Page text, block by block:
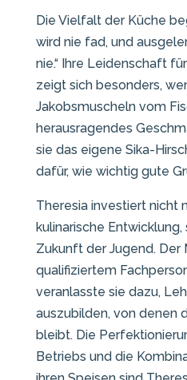
Die Vielfalt der Küche
wird nie fad, und
nie.“ Ihre Leidenschaft
zeigt sich besonders,
Jakobsmuscheln vom
herausragendes
sie das eigene Sika-
dafür, wie wichtig gute
Theresia investiert nicht
kulinarische
Zukunft der Jugend. Der
qualifiziertem
veranlasste sie dazu,
auszubilden, von denen
bleibt. Die
Betriebs und die